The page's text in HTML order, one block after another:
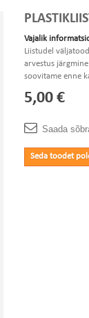
Vajalik
Liistudel
arvestus
soovitame enne
5,00 €
Saada
Seda toodet